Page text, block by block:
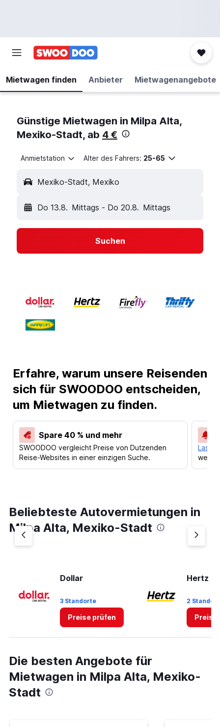
Mietwagen finden Anbieter Mietwagenangebote
Günstige Mietwagen in Milpa Alta,
Mexiko-Stadt, ab 4 €
Anmietstation Alter des Fahrers: 25-65
Mexiko-Stadt, Mexiko
Do 13.8. Mittags - Do 20.8. Mittags
Suchen
Erfahre, warum unsere Reisenden
sich für SWOODOO entscheiden,
um Mietwagen zu finden.
Spare 40 % und mehr
SWOODOO vergleicht Preise von Dutzenden
Reise-Websites in einer einzigen Suche.
Lass
Beliebteste Autovermietungen in
Milpa Alta, Mexiko-Stadt
Dollar
3 Standorte
Preise prüfen
Hertz
2
Preise
Die besten Angebote für
Mietwagen in Milpa Alta, Mexiko-
Stadt